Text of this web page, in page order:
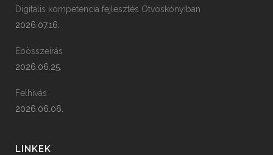
Digitális kompetencia fejlesztés Ötvöskónyiban
2026.07.16.
Ebösszeírás
2026.06.25.
Felhívás
2026.06.06.
LINKEK